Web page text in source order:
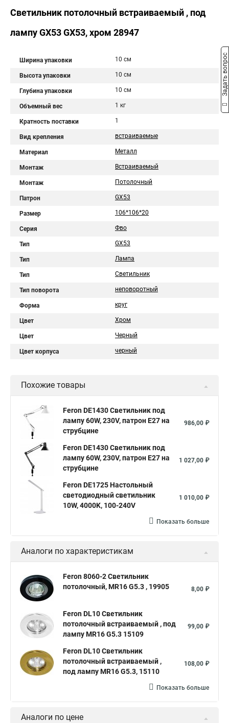
Светильник потолочный встраиваемый , под
лампу GX53 GX53, хром 28947
Ширина упаковки 10 см
Высота упаковки 10 см
Глубина упаковки 10 см
Объемный вес 1 кг
Кратность поставки 1
Вид крепления встраиваемые
Материал Металл
Монтаж Встраиваемый
Монтаж Потолочный
Патрон GX53
Размер 106*106*20
Серия Фво
Тип GX53
Тип Лампа
Тип Светильник
Тип поворота неповоротный
Форма круг
Цвет Хром
Цвет Черный
Цвет корпуса черный
Похожие товары
Feron DE1430 Светильник под
лампу 60W, 230V, патрон E27 на
струбцине
986,00 ₽
Feron DE1430 Светильник под
лампу 60W, 230V, патрон E27 на
струбцине
1 027,00 ₽
Feron DE1725 Настольный
светодиодный светильник
10W, 4000K, 100-240V
1 010,00 ₽
Показать больше
Аналоги по характеристикам
Feron 8060-2 Светильник
потолочный, MR16 G5.3 , 19905
8,00 ₽
Feron DL10 Светильник
потолочный встраиваемый , под
лампу MR16 G5.3 15109
99,00 ₽
Feron DL10 Светильник
потолочный встраиваемый ,
под лампу MR16 G5.3, 15110
108,00 ₽
Показать больше
Аналоги по цене
Задать вопрос